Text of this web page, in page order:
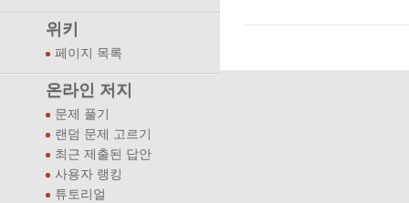
위키
페이지 목록
온라인 저지
문제 풀기
랜덤 문제 고르기
최근 제출된 답안
사용자 랭킹
튜토리얼